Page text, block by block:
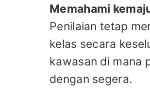
Memahami
Penilaian tetap
kelas secara
kawasan di mana
dengan segera.